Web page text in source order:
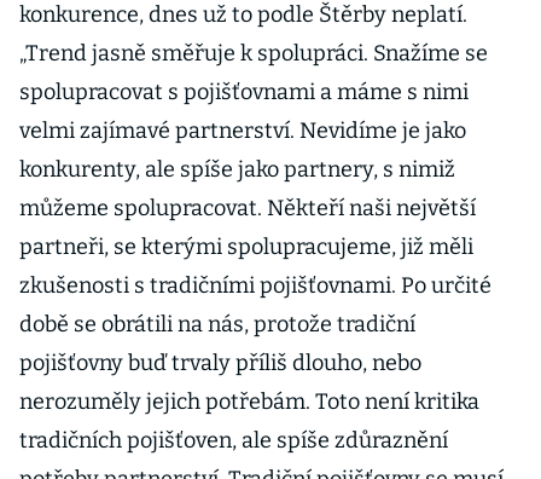
konkurence, dnes už to podle Štěrby neplatí.
„Trend jasně směřuje k spolupráci. Snažíme se
spolupracovat s pojišťovnami a máme s nimi
velmi zajímavé partnerství. Nevidíme je jako
konkurenty, ale spíše jako partnery, s nimiž
můžeme spolupracovat. Někteří naši největší
partneři, se kterými spolupracujeme, již měli
zkušenosti s tradičními pojišťovnami. Po určité
době se obrátili na nás, protože tradiční
pojišťovny buď trvaly příliš dlouho, nebo
nerozuměly jejich potřebám. Toto není kritika
tradičních pojišťoven, ale spíše zdůraznění